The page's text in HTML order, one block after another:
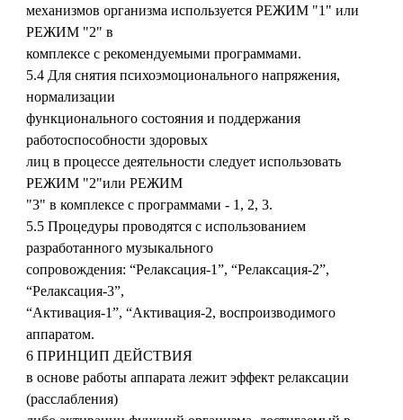
механизмов организма используется РЕЖИМ "1" или
РЕЖИМ "2" в
комплексе с рекомендуемыми программами.
5.4 Для снятия психоэмоционального напряжения,
нормализации
функционального состояния и поддержания
работоспособности здоровых
лиц в процессе деятельности следует использовать
РЕЖИМ "2"или РЕЖИМ
"3" в комплексе с программами - 1, 2, 3.
5.5 Процедуры проводятся с использованием
разработанного музыкального
сопровождения: “Релаксация-1”, “Релаксация-2”,
“Релаксация-3”,
“Активация-1”, “Активация-2, воспроизводимого
аппаратом.
6 ПРИНЦИП ДЕЙСТВИЯ
в основе работы аппарата лежит эффект релаксации
(расслабления)